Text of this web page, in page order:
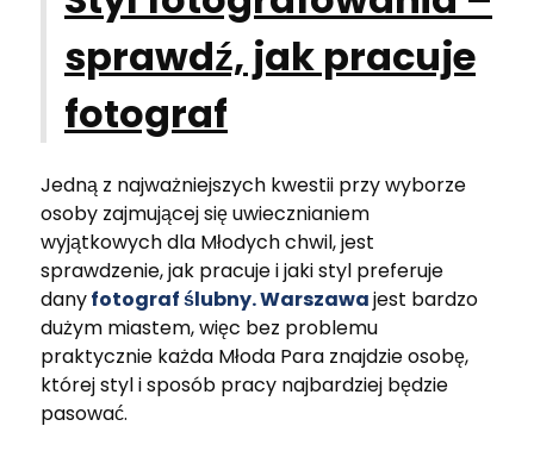
sprawdź, jak pracuje
fotograf
Jedną z najważniejszych kwestii przy wyborze
osoby zajmującej się uwiecznianiem
wyjątkowych dla Młodych chwil, jest
sprawdzenie, jak pracuje i jaki styl preferuje
danyfotograf ślubny. Warszawajest bardzo
dużym miastem, więc bez problemu
praktycznie każda Młoda Para znajdzie osobę,
której styl i sposób pracy najbardziej będzie
pasować.